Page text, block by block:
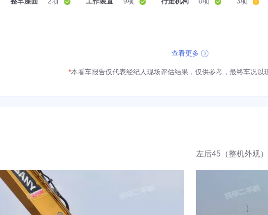
查看更多
*本看车报告仅代表经纪人现场评估结果，仅供参考，最终车况以
左后45（整机外观）